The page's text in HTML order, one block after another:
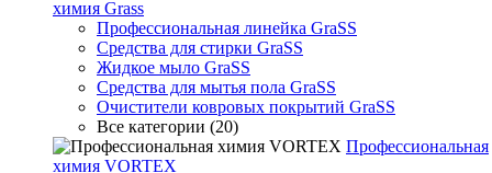
химия Grass
Профессиональная линейка GraSS
Средства для стирки GraSS
Жидкое мыло GraSS
Средства для мытья пола GraSS
Очистители ковровых покрытий GraSS
Все категории (20)
Профессиональная
химия VORTEX